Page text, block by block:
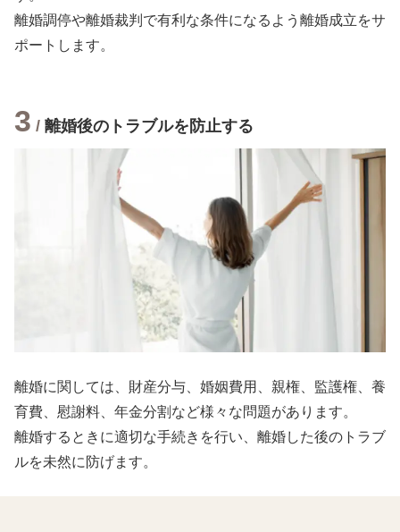
離婚調停や離婚裁判で有利な条件になるよう離婚成立をサ
ポートします。
3 / 離婚後のトラブルを防止する
離婚に関しては、財産分与、婚姻費用、親権、監護権、養
育費、慰謝料、年金分割など様々な問題があります。
離婚するときに適切な手続きを行い、離婚した後のトラブ
ルを未然に防げます。